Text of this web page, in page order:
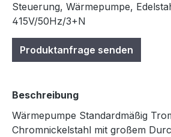
Steuerung, Wärmepumpe,
415V/50Hz/3+N
Produktanfrage senden
Beschreibung
Wärmepumpe Standardmäßig
Chromnickelstahl mit großem